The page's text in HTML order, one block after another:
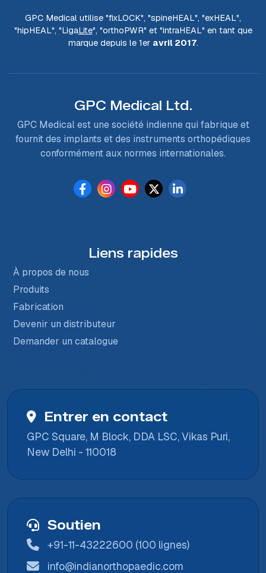
GPC Medical utilise "fixLOCK", "spineHEAL", "exHEAL",
"hipHEAL", "LigaLite", "orthoPWR" et "intraHEAL" en tant que
marque depuis le 1er avril 2017.
GPC Medical Ltd.
GPC Medical est une société indienne qui fabrique et
fournit des implants et des instruments orthopédiques
conformément aux normes internationales.
Liens rapides
À propos de nous
Produits
Fabrication
Devenir un distributeur
Demander un catalogue
Entrer en contact
GPC Square, M Block, DDA LSC, Vikas Puri,
New Delhi - 110018
Soutien
+91-11-43222600 (100 lignes)
info@indianorthopaedic.com